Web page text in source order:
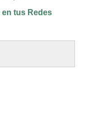
en tus Redes